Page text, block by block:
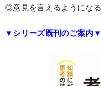
◎意見を言えるようにな
▼シリーズ既刊のご案内▼